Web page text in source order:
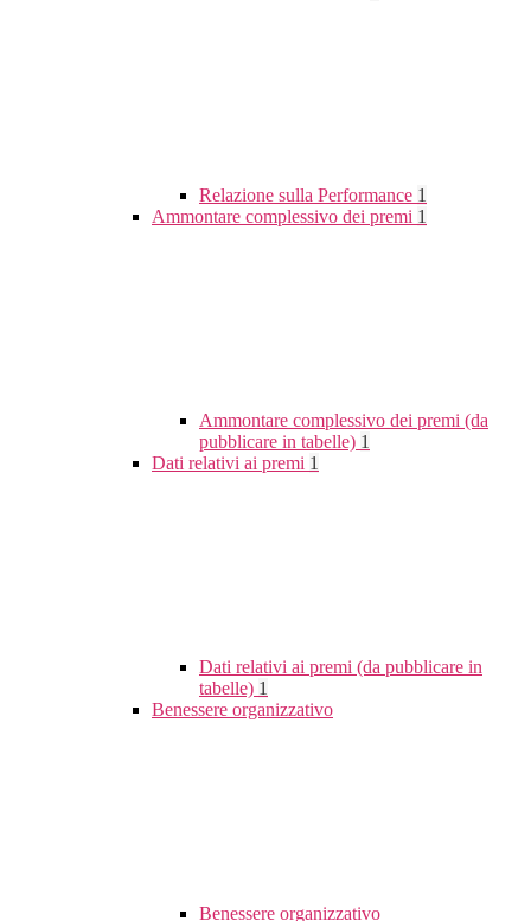
Relazione sulla Performance 1
Ammontare complessivo dei premi 1
Ammontare complessivo dei premi (da
pubblicare in tabelle) 1
Dati relativi ai premi 1
Dati relativi ai premi (da pubblicare in
tabelle) 1
Benessere organizzativo
Benessere organizzativo